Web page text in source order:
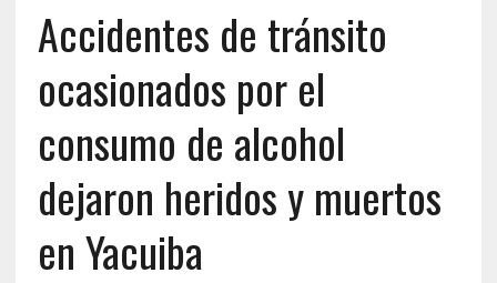
Accidentes de tránsito
ocasionados por el
consumo de alcohol
dejaron heridos y muertos
en Yacuiba